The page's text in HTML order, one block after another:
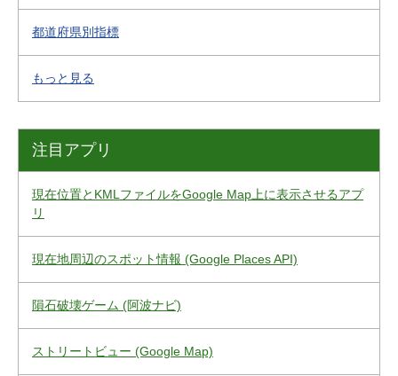
都道府県別指標
もっと見る
注目アプリ
現在位置とKMLファイルをGoogle Map上に表示させるアプ
リ
現在地周辺のスポット情報 (Google Places API)
隕石破壊ゲーム (阿波ナビ)
ストリートビュー (Google Map)